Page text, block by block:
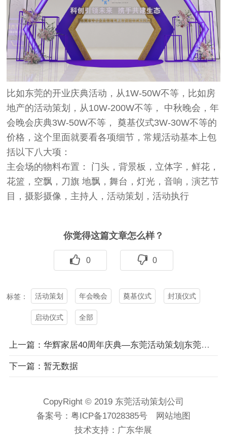
比如东莞的开业庆典活动，从1W-50W不等，比如房
地产的活动策划，从10W-200W不等， 中秋晚会，年
会晚会庆典3W-50W不等， 奠基仪式3W-30W不等的
价格，这个里面就要看各项细节，常规活动基本上包
括以下八大项：
主会场的物料布置： 门头，背景板，立体字，鲜花，
花篮，空飘，刀旗 地飘，舞台，灯光，音响，演艺节
目，摄影摄像，主持人，活动策划，活动执行
你觉得这篇文章怎么样？
0 0
标签： 活动策划 年会晚会 奠基仪式 封顶仪式
启动仪式 全部
上一篇：华辉家居40周年庆典—东莞活动策划|东莞策划公司|东莞汗马文化
下一篇：暂无数据
CopyRight © 2019 东莞活动策划公司
备案号： 粤ICP备17028385号
网站地图
技术支持： 广东华展